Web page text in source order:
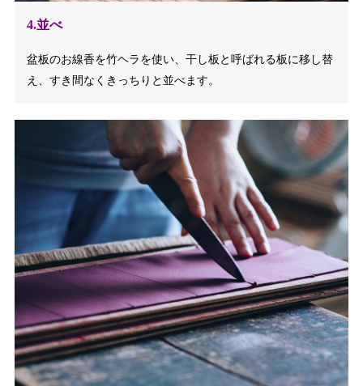
4.並べ
盆板のお線香を竹ヘラを使い、干し板と呼ばれる板に移し替
え、すき間なくきっちりと並べます。